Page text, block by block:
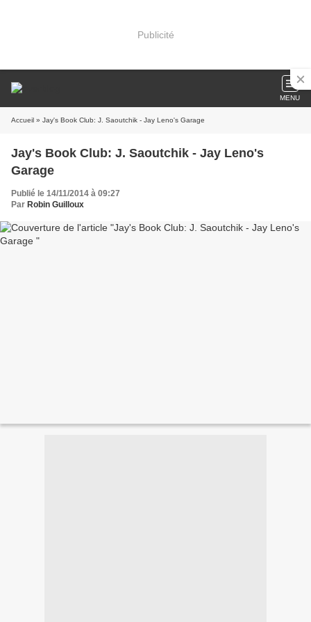
Publicité
MENU
Accueil » Jay's Book Club: J. Saoutchik - Jay Leno's Garage
Jay's Book Club: J. Saoutchik - Jay Leno's
Garage
Publié le 14/11/2014 à 09:27
Par Robin Guilloux